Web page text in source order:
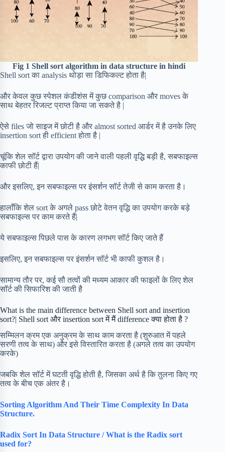
Fig 1 Shell sort algorithm in data structure in hindi
Shell sort का analysis थोड़ा सा डिफिकल्ट होता है|
और केवल कुछ स्पेशल कंडीशंस में कुछ comparison और moves के
साथ बेहतर रिजल्ट प्राप्त किया जा सकते है |
ऐसे files जो साइज में छोटी है और almost sorted आर्डर में है उनके लिए
insertion sort ही efficient होता है |
चूंकि शेल सॉर्ट द्वारा उपयोग की जाने वाली पहली वृद्धि बड़ी है, सबफाइल्स
काफी छोटी हैं|
और इसलिए, इन सबफाइल्स पर इंसर्शन सॉर्ट तेजी से काम करता है।
हालाँकि शेल sort के अगले pass छोटे वेतन वृद्धि का उपयोग करके बड़े
सबफाइल्स पर काम करते हैं|
ये सबफाइल्स पिछले पास के कारण लगभग सॉर्ट किए जाते हैं
इसलिए, इन सबफाइल्स पर इंसर्शन सॉर्ट भी काफी कुशल है।
सामान्य तौर पर, कई सौ तत्वों की मध्यम आकार की फाइलों के लिए शेल
सॉर्ट की सिफारिश की जाती है
What is the main difference between Shell sort and insertion
sort?| Shell sort और insertion sort में मैं difference क्या होता है ?
सम्मिलन क्रम एक अनुक्रम के साथ काम करता है (शुरुआत में पहले
सरणी तत्व के साथ) और इसे विस्तारित करता है (अगले तत्व का उपयोग
करके)
जबकि शेल सॉर्ट में घटती वृद्धि होती है, जिसका अर्थ है कि तुलना किए गए
तत्व के बीच एक अंतर है।
Sorting Algorithm And Their Time Complexity In Data
Structure.
Radix Sort In Data Structure / What is the Radix sort
used for?